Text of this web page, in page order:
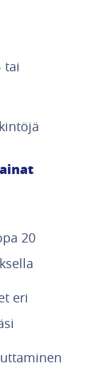
tai
20
eri